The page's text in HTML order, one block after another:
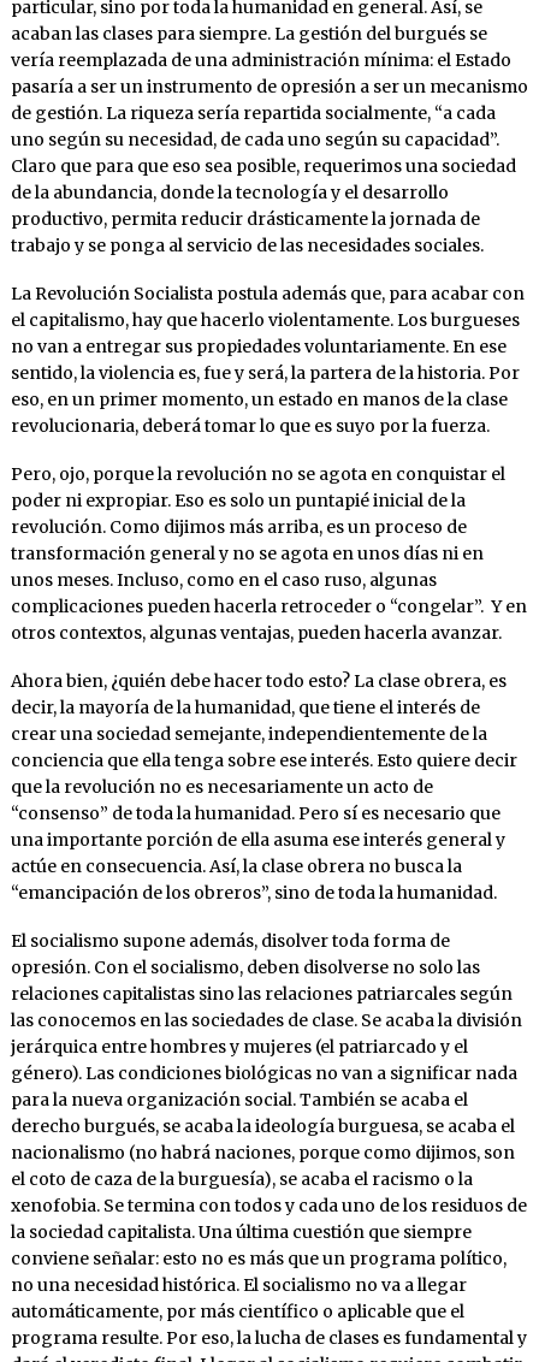
particular, sino por toda la humanidad en general. Así, se
acaban las clases para siempre. La gestión del burgués se
vería reemplazada de una administración mínima: el Estado
pasaría a ser un instrumento de opresión a ser un mecanismo
de gestión. La riqueza sería repartida socialmente, “a cada
uno según su necesidad, de cada uno según su capacidad”.
Claro que para que eso sea posible, requerimos una sociedad
de la abundancia, donde la tecnología y el desarrollo
productivo, permita reducir drásticamente la jornada de
trabajo y se ponga al servicio de las necesidades sociales.
La Revolución Socialista postula además que, para acabar con
el capitalismo, hay que hacerlo violentamente. Los burgueses
no van a entregar sus propiedades voluntariamente. En ese
sentido, la violencia es, fue y será, la partera de la historia. Por
eso, en un primer momento, un estado en manos de la clase
revolucionaria, deberá tomar lo que es suyo por la fuerza.
Pero, ojo, porque la revolución no se agota en conquistar el
poder ni expropiar. Eso es solo un puntapié inicial de la
revolución. Como dijimos más arriba, es un proceso de
transformación general y no se agota en unos días ni en
unos meses. Incluso, como en el caso ruso, algunas
complicaciones pueden hacerla retroceder o “congelar”. Y en
otros contextos, algunas ventajas, pueden hacerla avanzar.
Ahora bien, ¿quién debe hacer todo esto? La clase obrera, es
decir, la mayoría de la humanidad, que tiene el interés de
crear una sociedad semejante, independientemente de la
conciencia que ella tenga sobre ese interés. Esto quiere decir
que la revolución no es necesariamente un acto de
“consenso” de toda la humanidad. Pero sí es necesario que
una importante porción de ella asuma ese interés general y
actúe en consecuencia. Así, la clase obrera no busca la
“emancipación de los obreros”, sino de toda la humanidad.
El socialismo supone además, disolver toda forma de
opresión. Con el socialismo, deben disolverse no solo las
relaciones capitalistas sino las relaciones patriarcales según
las conocemos en las sociedades de clase. Se acaba la división
jerárquica entre hombres y mujeres (el patriarcado y el
género). Las condiciones biológicas no van a significar nada
para la nueva organización social. También se acaba el
derecho burgués, se acaba la ideología burguesa, se acaba el
nacionalismo (no habrá naciones, porque como dijimos, son
el coto de caza de la burguesía), se acaba el racismo o la
xenofobia. Se termina con todos y cada uno de los residuos de
la sociedad capitalista. Una última cuestión que siempre
conviene señalar: esto no es más que un programa político,
no una necesidad histórica. El socialismo no va a llegar
automáticamente, por más científico o aplicable que el
programa resulte. Por eso, la lucha de clases es fundamental y